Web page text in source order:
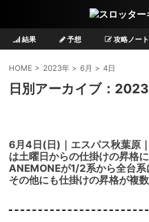
結果 予想 攻略ノート
HOME > 2023年 > 6月 > 4日
日別アーカイブ：
6月4日(日)｜エスパス秋葉原
は土曜日からの仕掛けの昇格に
ANEMONEが1/2系から全台系
その他にも仕掛けの昇格が複数